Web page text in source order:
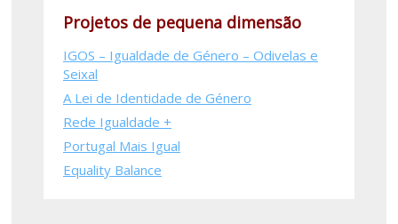
Projetos de pequena dimensão
IGOS – Igualdade de Género – Odivelas e
Seixal
A Lei de Identidade de Género
Rede Igualdade +
Portugal Mais Igual
Equality Balance